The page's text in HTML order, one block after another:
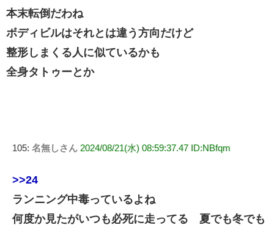
本末転倒だわね
ボディビルはそれとは違う方向だけど
整形しまくる人に似ているかも
全身タトゥーとか
105: 名無しさん 2024/08/21(水) 08:59:37.47 ID:NBfqm
>>24
ランニング中毒っているよね
何度か見たがいつも必死に走ってる 夏でも冬でも